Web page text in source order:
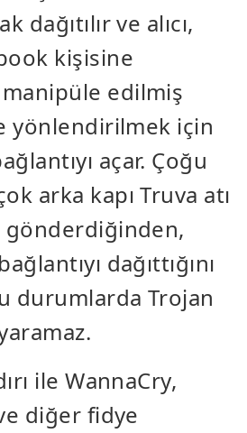
dağıtılır ve alıcı,
kişisine
edilmiş
yönlendirilmek için
açar. Çoğu
arka kapı Truva atı
dağıttığını
durumlarda Trojan
ile WannaCry,
diğer fidye